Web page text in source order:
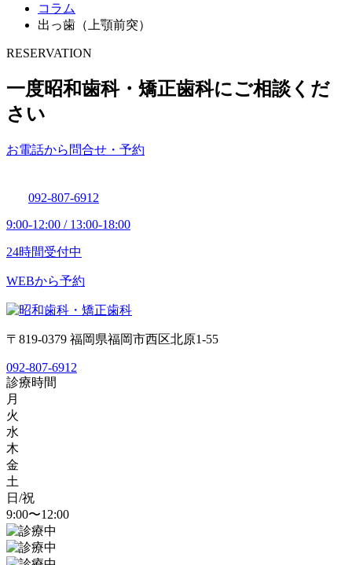
コラム
出っ歯（上顎前突）
RESERVATION
一度昭和歯科・矯正歯科にご相談くだ
さい
お電話から問合せ・予約
092-807-6912
9:00-12:00 / 13:00-18:00
24時間受付中
WEBから予約
〒819-0379 福岡県福岡市西区北原1-55
092-807-6912
診療時間
月
火
水
木
金
土
日/祝
9:00〜12:00